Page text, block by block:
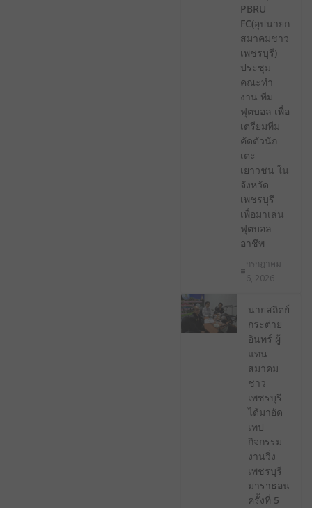
PBRU
FC(อุปนายก
สมาคมชาว
เพชรบุรี)
ประชุม
คณะทํา
งาน ทีม
ฟุตบอล เพื่อ
เตรียมทีม
คัดตัวนัก
เตะ
เยาวชน ใน
จังหวัด
เพชรบุรี
เพื่อมาเล่น
ฟุตบอล
อาชีพ
กรกฎาคม
6, 2026
นายสถิตย์
กระต่าย
อินทร์ ผู้
แทน
สมาคม
ชาว
เพชรบุรี
ได้มาอัด
เทป
กิจกรรม
งานวิ่ง
เพชรบุรี
มาราธอน
ครั้งที่ 5